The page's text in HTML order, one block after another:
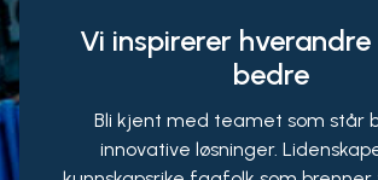
Vi inspirerer
bedre
Bli kjent med teamet som står
innovative løsninger.